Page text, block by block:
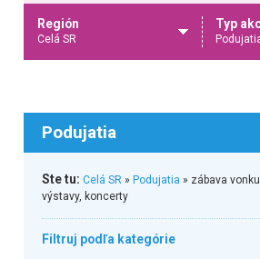
Región
Celá SR
Typ
Podujatia
Ste tu: Celá SR» Podujatia » zábava
výstavy, koncerty
Filtruj podľa kategórie